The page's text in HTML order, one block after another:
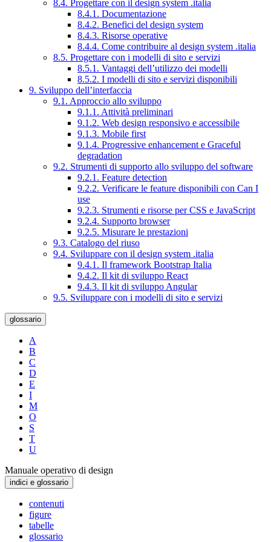
8.4. Progettare con il design system .italia
8.4.1. Documentazione
8.4.2. Benefici del design system
8.4.3. Risorse operative
8.4.4. Come contribuire al design system .italia
8.5. Progettare con i modelli di sito e servizi
8.5.1. Vantaggi dell’utilizzo dei modelli
8.5.2. I modelli di sito e servizi disponibili
9. Sviluppo dell’interfaccia
9.1. Approccio allo sviluppo
9.1.1. Attività preliminari
9.1.2. Web design responsivo e accessibile
9.1.3. Mobile first
9.1.4. Progressive enhancement e Graceful
degradation
9.2. Strumenti di supporto allo sviluppo del software
9.2.1. Feature detection
9.2.2. Verificare le feature disponibili con Can I
use
9.2.3. Strumenti e risorse per CSS e JavaScript
9.2.4. Supporto browser
9.2.5. Misurare le prestazioni
9.3. Catalogo del riuso
9.4. Sviluppare con il design system .italia
9.4.1. Il framework Bootstrap Italia
9.4.2. Il kit di sviluppo React
9.4.3. Il kit di sviluppo Angular
9.5. Sviluppare con i modelli di sito e servizi
glossario
A
B
C
D
E
I
M
O
S
T
U
Manuale operativo di design
indici e glossario
contenuti
figure
tabelle
glossario